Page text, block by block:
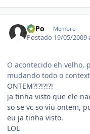
LuPo Membro
Postado 19/05/2009
O acontecido eh velho,
mudando todo o
ONTEM?!?!?!?!
ja tinha visto que ele
so se vc so viu ontem,
eu ja tinha visto.
LOL